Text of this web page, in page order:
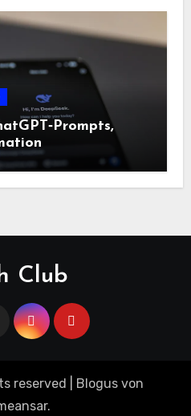
Club
reserved Blogus von
.